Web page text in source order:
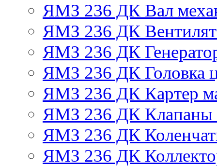
ЯМЗ 236 ДК Вал
ЯМЗ 236 ДК
ЯМЗ 236 ДК
ЯМЗ 236 ДК Головка
ЯМЗ 236 ДК Картер
ЯМЗ 236 ДК Клапаны
ЯМЗ 236 ДК
ЯМЗ 236 ДК